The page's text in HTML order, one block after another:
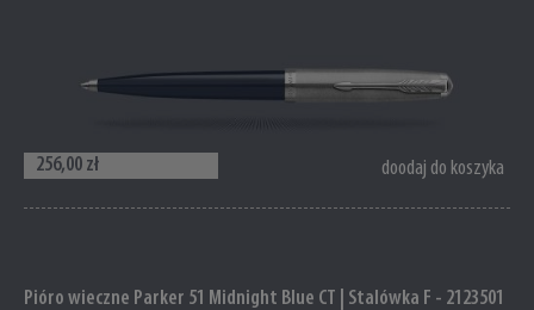
256,00 zł doodaj do koszyka
Pióro wieczne Parker 51 Midnight Blue CT | Stalówka F - 2123501